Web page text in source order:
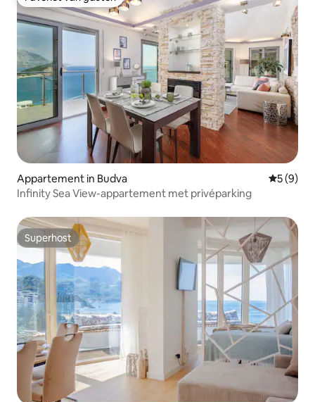
Favoriet van gasten
Appartement in Budva
5 (9)
Infinity Sea View-appartement met privéparking
Superhost
Superhost